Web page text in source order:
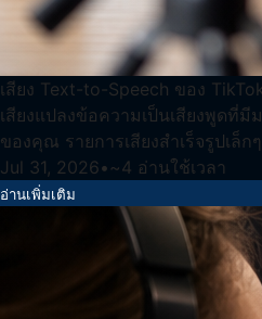
เสียง Text-to-Speech ของ
เสียงแปลงข้อความเป็นเสียงพูดที่
ของคุณ รายการเสียงสำเร็จรูปเล็
Jul 31, 2026• ~4 อ่านใช้เวลา
อ่านเพิ่มเติม